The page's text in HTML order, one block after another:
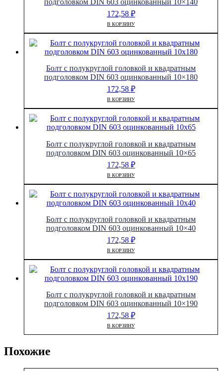
подголовком DIN 603 оцинкованный 10×140
172,58 ₽
В КОРЗИНУ
Болт с полукруглой головкой и квадратным
подголовком DIN 603 оцинкованный 10×180
172,58 ₽
В КОРЗИНУ
Болт с полукруглой головкой и квадратным
подголовком DIN 603 оцинкованный 10×65
172,58 ₽
В КОРЗИНУ
Болт с полукруглой головкой и квадратным
подголовком DIN 603 оцинкованный 10×40
172,58 ₽
В КОРЗИНУ
Болт с полукруглой головкой и квадратным
подголовком DIN 603 оцинкованный 10×190
172,58 ₽
В КОРЗИНУ
Похожие